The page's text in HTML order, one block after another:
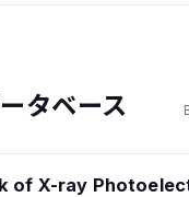
タベース
of X-ray